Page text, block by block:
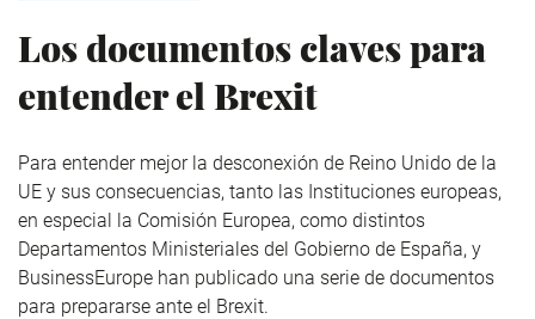
Los documentos claves para
entender el Brexit
Para entender mejor la desconexión de Reino Unido de la
UE y sus consecuencias, tanto las Instituciones europeas,
en especial la Comisión Europea, como distintos
Departamentos Ministeriales del Gobierno de España, y
BusinessEurope han publicado una serie de documentos
para prepararse ante el Brexit.